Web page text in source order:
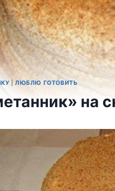
|ЛЮБЛЮ ГОТОВИТЬ
на